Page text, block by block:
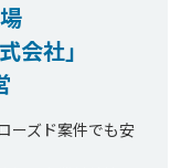
会社」
ーズド案件でも安